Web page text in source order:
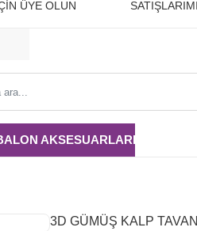
İÇİN ÜYE OLUN SATIŞLARIMIZ
AKSESUARLARI
3D GÜMÜŞ KALP